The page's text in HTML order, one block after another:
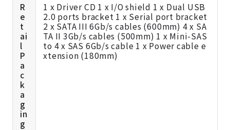
R
e
t
ai
l
P
a
c
k
a
g
in
g
1 x Driver CD 1 x I/O shield 1 x Dual USB
2.0 ports bracket 1 x Serial port bracket
2 x SATA III 6Gb/s cables (600mm) 4 x SA
TA II 3Gb/s cables (500mm) 1 x Mini-SAS
to 4 x SAS 6Gb/s cable 1 x Power cable e
xtension (180mm)